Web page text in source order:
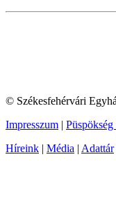
© Székesfehérvári
Impresszum |
Híreink | Média | Adattár